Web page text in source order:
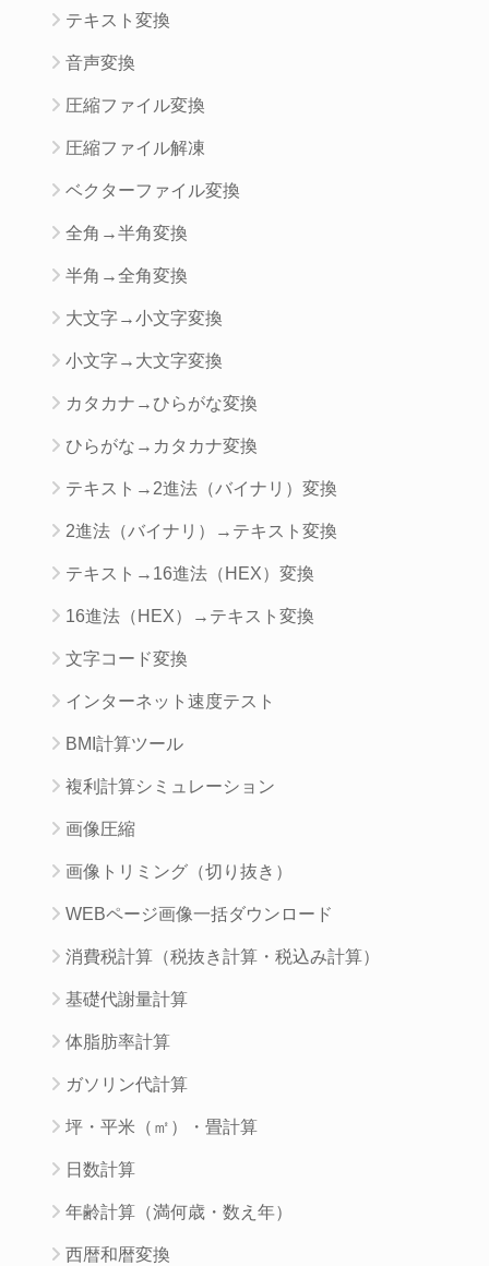
テキスト変換
音声変換
圧縮ファイル変換
圧縮ファイル解凍
ベクターファイル変換
全角→半角変換
半角→全角変換
大文字→小文字変換
小文字→大文字変換
カタカナ→ひらがな変換
ひらがな→カタカナ変換
テキスト→2進法（バイナリ）変換
2進法（バイナリ）→テキスト変換
テキスト→16進法（HEX）変換
16進法（HEX）→テキスト変換
文字コード変換
インターネット速度テスト
BMI計算ツール
複利計算シミュレーション
画像圧縮
画像トリミング（切り抜き）
WEBページ画像一括ダウンロード
消費税計算（税抜き計算・税込み計算）
基礎代謝量計算
体脂肪率計算
ガソリン代計算
坪・平米（㎡）・畳計算
日数計算
年齢計算（満何歳・数え年）
西暦和暦変換